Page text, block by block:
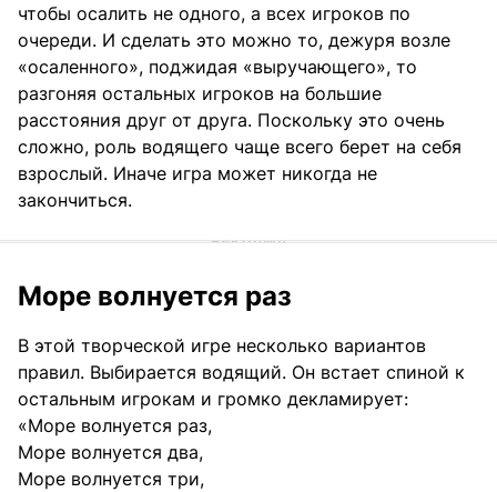
чтобы осалить не одного, а всех игроков по
очереди. И сделать это можно то, дежуря возле
«осаленного», поджидая «выручающего», то
разгоняя остальных игроков на большие
расстояния друг от друга. Поскольку это очень
сложно, роль водящего чаще всего берет на себя
взрослый. Иначе игра может никогда не
закончиться.
Море волнуется раз
В этой творческой игре несколько вариантов
правил. Выбирается водящий. Он встает спиной к
остальным игрокам и громко декламирует:
«Море волнуется раз,
Море волнуется два,
Море волнуется три,